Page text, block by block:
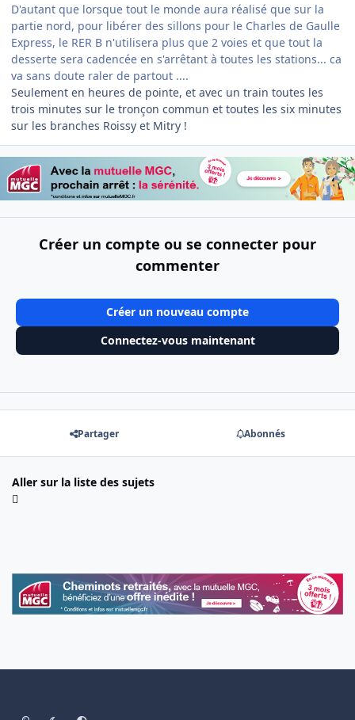
D'autant que lorsque tout le monde aura réalisé que sur la
partie nord, pour libérer des sillons pour le Charles de Gaulle
Express, le RER B n'utilisera plus que 2 voies et que tout la
desserte sera cadencée en s'arrêtant à toutes les stations... ca
va sans doute raler de partout ....
Seulement en heures de pointe, et avec un train toutes les
trois minutes sur le tronçon commun et toutes les six minutes
sur les branches Roissy et Mitry !
Créer un compte ou se connecter pour
commenter
Créer un nouveau compte
Connectez-vous maintenant
Partager Abonnés
Aller sur la liste des sujets
Light ModeDark ModeSystem Preference